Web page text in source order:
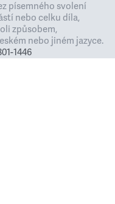
písemného svolení
nebo celku díla,
způsobem,
nebo jiném jazyce.
1446